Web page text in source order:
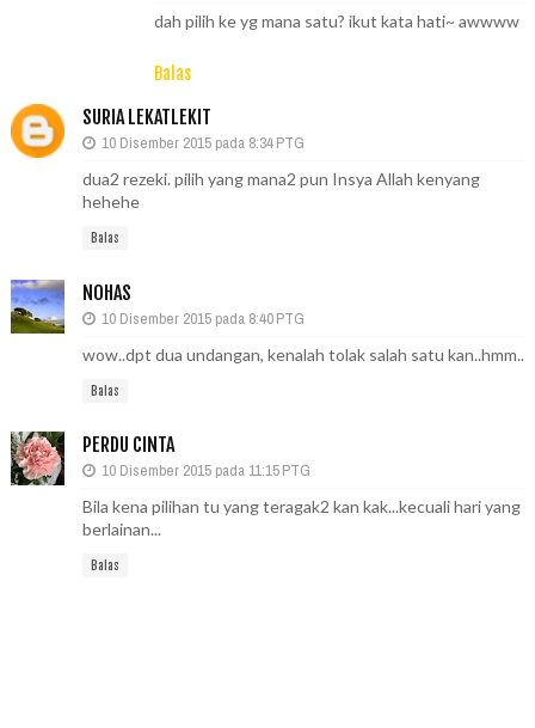
dah pilih ke yg mana satu? ikut kata hati~ awwww
Balas
SURIA LEKATLEKIT
10 Disember 2015 pada 8:34 PTG
dua2 rezeki. pilih yang mana2 pun Insya Allah kenyang
hehehe
Balas
NOHAS
10 Disember 2015 pada 8:40 PTG
wow..dpt dua undangan, kenalah tolak salah satu kan..hmm..
Balas
PERDU CINTA
10 Disember 2015 pada 11:15 PTG
Bila kena pilihan tu yang teragak2 kan kak...kecuali hari yang
berlainan...
Balas